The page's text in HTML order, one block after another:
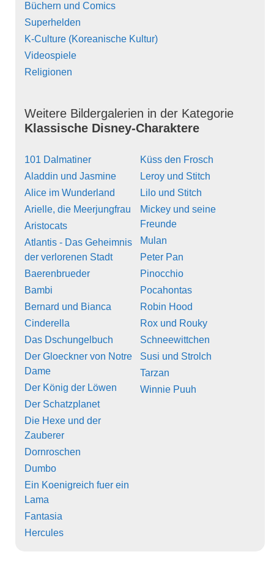
Büchern und Comics
Superhelden
K-Culture (Koreanische Kultur)
Videospiele
Religionen
Weitere Bildergalerien in der Kategorie
Klassische Disney-Charaktere
101 Dalmatiner
Aladdin und Jasmine
Alice im Wunderland
Arielle, die Meerjungfrau
Aristocats
Atlantis - Das Geheimnis
der verlorenen Stadt
Baerenbrueder
Bambi
Bernard und Bianca
Cinderella
Das Dschungelbuch
Der Gloeckner von Notre
Dame
Der König der Löwen
Der Schatzplanet
Die Hexe und der
Zauberer
Dornroschen
Dumbo
Ein Koenigreich fuer ein
Lama
Fantasia
Hercules
Küss den Frosch
Leroy und Stitch
Lilo und Stitch
Mickey und seine
Freunde
Mulan
Peter Pan
Pinocchio
Pocahontas
Robin Hood
Rox und Rouky
Schneewittchen
Susi und Strolch
Tarzan
Winnie Puuh